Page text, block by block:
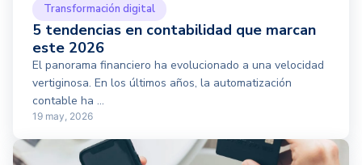
Transformación digital
5 tendencias en contabilidad que marcan
este 2026
El panorama financiero ha evolucionado a una velocidad
vertiginosa. En los últimos años, la automatización
contable ha ...
19 may, 2026